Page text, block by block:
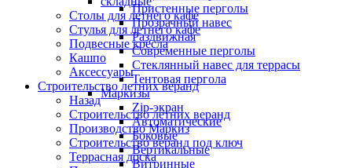
Пристенные перголы
Прозрачный навес
Раздвижная
Современные перголы
Стеклянный навес для террасы
Тентовая пергола
Маркизы
Zip-экран
Автоматические
Боковые
Вертикальные
Витринные
Столы для летнего кафе
Стулья для летнего кафе
Подвесные кресла
Кашпо
Аксессуары
Строительство летних веранд
Назад
Строительство летних веранд
Производство Маркиз
Строительство веранд под ключ
Террасная доска